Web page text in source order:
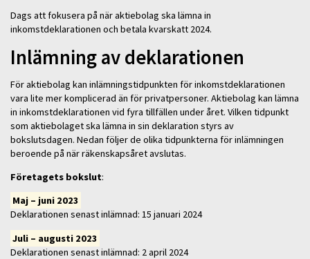
Dags att fokusera på när aktiebolag ska lämna in
inkomstdeklarationen och betala kvarskatt 2024.
Inlämning av deklarationen
För aktiebolag kan inlämningstidpunkten för inkomstdeklarationen
vara lite mer komplicerad än för privatpersoner. Aktiebolag kan lämna
in inkomstdeklarationen vid fyra tillfällen under året. Vilken tidpunkt
som aktiebolaget ska lämna in sin deklaration styrs av
bokslutsdagen. Nedan följer de olika tidpunkterna för inlämningen
beroende på när räkenskapsåret avslutas.
Företagets bokslut:
Maj – juni 2023
Deklarationen senast inlämnad: 15 januari 2024
Juli – augusti 2023
Deklarationen senast inlämnad: 2 april 2024